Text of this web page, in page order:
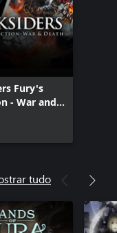
Fury's
- War and
tudo